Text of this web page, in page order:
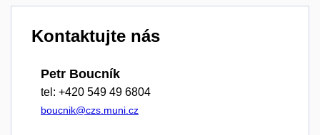
Kontaktujte nás
Petr Boucník
tel: +420 549 49 6804
boucnik@czs.muni.cz